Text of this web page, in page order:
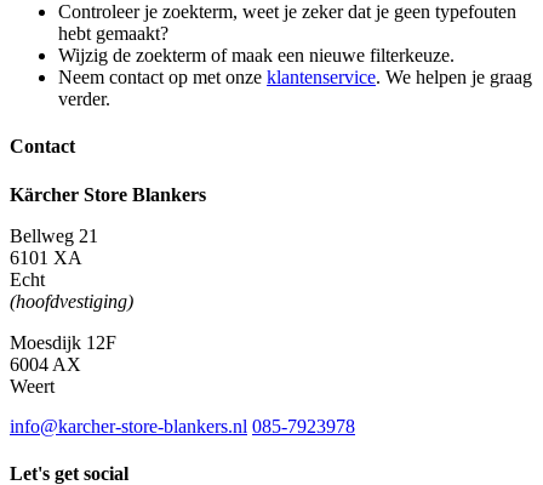
Controleer je zoekterm, weet je zeker dat je geen typefouten
hebt gemaakt?
Wijzig de zoekterm of maak een nieuwe filterkeuze.
Neem contact op met onze klantenservice. We helpen je graag
verder.
Contact
Kärcher Store Blankers
Bellweg 21
6101 XA
Echt
(hoofdvestiging)
Moesdijk 12F
6004 AX
Weert
info@karcher-store-blankers.nl 085-7923978
Let's get social